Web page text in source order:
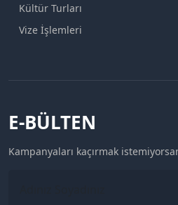
Kültür Turları
Vize İşlemleri
E-BÜLTEN
Kampanyaları kaçırmak